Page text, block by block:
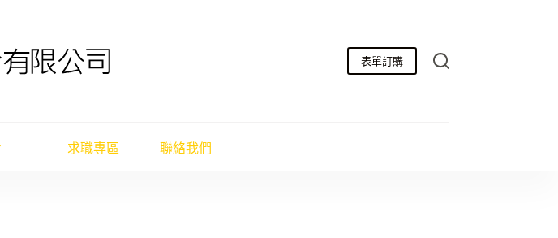
表單訂購
求職專區 聯絡我們